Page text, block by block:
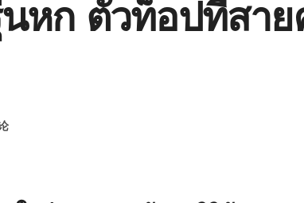
นหก ตัวท็อปที่สา